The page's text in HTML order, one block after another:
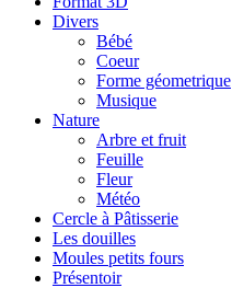
Divers
Bébé
Coeur
Forme géometrique
Musique
Nature
Arbre et fruit
Feuille
Fleur
Météo
Cercle à Pâtisserie
Les douilles
Moules petits fours
Présentoir